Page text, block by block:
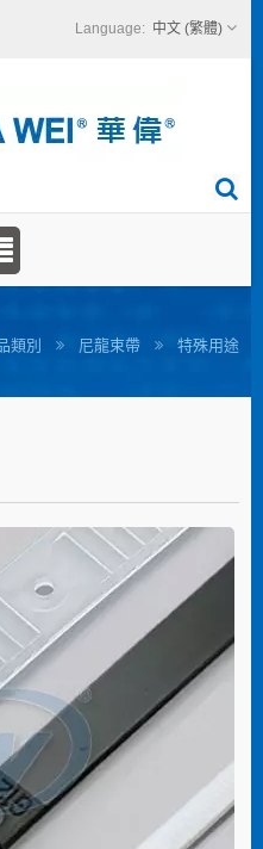
中文 (繁體)
類別 尼龍束帶 特殊用途